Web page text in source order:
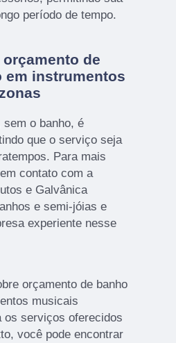
período de tempo.
de
em instrumentos
sem o banho, é
que o serviço seja
Para mais
contato com a
e Galvânica
e semi-jóias e
experiente nesse
orçamento de banho
musicais
os serviços oferecidos
você pode encontrar